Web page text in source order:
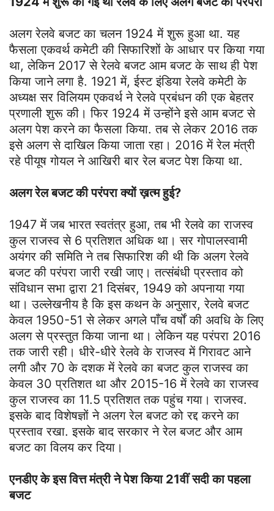
अलग रेलवे बजट का चलन 1924 में शुरू हुआ था. यह
फैसला एकवर्थ कमेटी की सिफारिशों के आधार पर किया गया
था, लेकिन 2017 से रेलवे बजट आम बजट के साथ ही पेश
किया जाने लगा है. 1921 में, ईस्ट इंडिया रेलवे कमेटी के
अध्यक्ष सर विलियम एकवर्थ ने रेलवे प्रबंधन की एक बेहतर
प्रणाली शुरू की। फिर 1924 में उन्होंने इसे आम बजट से
अलग पेश करने का फैसला किया. तब से लेकर 2016 तक
इसे अलग से दाखिल किया जाता रहा। 2016 में रेल मंत्री
रहे पीयूष गोयल ने आखिरी बार रेल बजट पेश किया था.
अलग रेल बजट की परंपरा क्यों ख़त्म हुई?
1947 में जब भारत स्वतंत्र हुआ, तब भी रेलवे का राजस्व
कुल राजस्व से 6 प्रतिशत अधिक था। सर गोपालस्वामी
अयंगर की समिति ने तब सिफारिश की थी कि अलग रेलवे
बजट की परंपरा जारी रखी जाए। तत्संबंधी प्रस्ताव को
संविधान सभा द्वारा 21 दिसंबर, 1949 को अपनाया गया
था। उल्लेखनीय है कि इस कथन के अनुसार, रेलवे बजट
केवल 1950-51 से लेकर अगले पाँच वर्षों की अवधि के लिए
अलग से प्रस्तुत किया जाना था। लेकिन यह परंपरा 2016
तक जारी रही। धीरे-धीरे रेलवे के राजस्व में गिरावट आने
लगी और 70 के दशक में रेलवे का बजट कुल राजस्व का
केवल 30 प्रतिशत था और 2015-16 में रेलवे का राजस्व
कुल राजस्व का 11.5 प्रतिशत तक पहुंच गया। राजस्व.
इसके बाद विशेषज्ञों ने अलग रेल बजट को रद्द करने का
प्रस्ताव रखा. इसके बाद सरकार ने रेल बजट और आम
बजट का विलय कर दिया।
एनडीए के इस वित्त मंत्री ने पेश किया 21वीं सदी का पहला
बजट